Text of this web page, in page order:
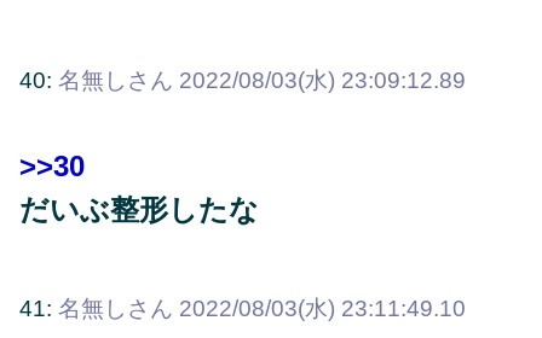
40: 名無しさん 2022/08/03(水) 23:09:12.89
>>30
だいぶ整形したな
41: 名無しさん 2022/08/03(水) 23:11:49.10